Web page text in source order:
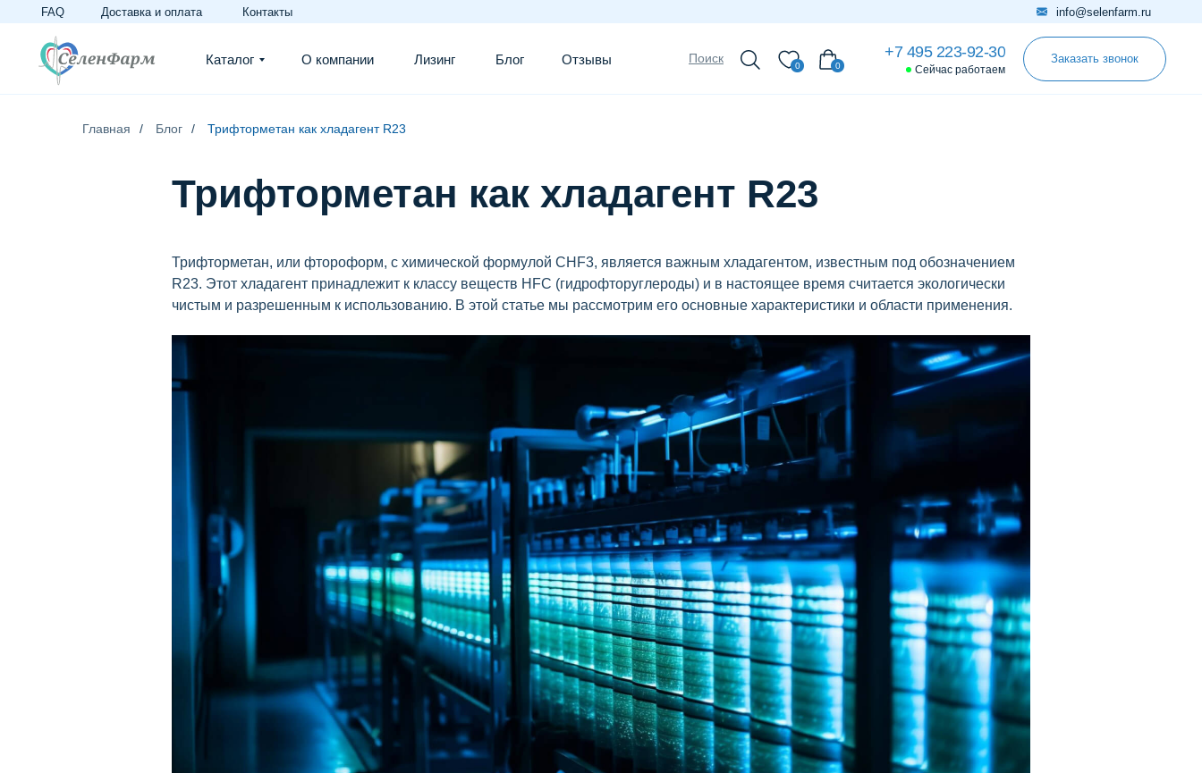
FAQ Доставка и оплата Контакты info@selenfarm.ru
Каталог О компании Блог
Лизинг Отзывы Заказать звонок
+7 495 223-92-30
Сейчас работаем
0
Поиск
0
Главная / Блог / Трифторметан как хладагент R23
Трифторметан как хладагент R23
Трифторметан, или фтороформ, с химической формулой CHF3, является важным хладагентом, известным под обозначением
R23. Этот хладагент принадлежит к классу веществ HFC (гидрофторуглероды) и в настоящее время считается экологически
чистым и разрешенным к использованию. В этой статье мы рассмотрим его основные характеристики и области применения.